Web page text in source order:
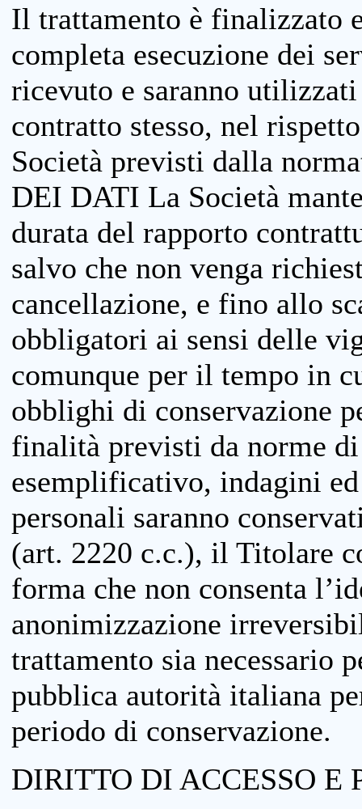
Il trattamento è finalizzato
completa esecuzione dei
ricevuto e saranno
contratto stesso, nel
Società previsti dalla
DEI DATI La Società
durata del rapporto
salvo che non venga
cancellazione, e fino allo
obbligatori ai sensi delle
comunque per il tempo in
obblighi di conservazione
finalità previsti da norme
esemplificativo, indagini
personali saranno
(art. 2220 c.c.), il Titolare
forma che non consenta
anonimizzazione
trattamento sia necessario
pubblica autorità italiana
periodo di conservazione.
DIRITTO DI ACCESSO